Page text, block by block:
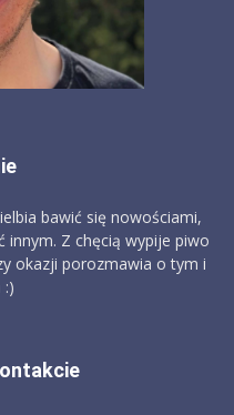
bawić się nowościami,
innym. Z chęcią wypije piwo
okazji porozmawia o tym i
:)